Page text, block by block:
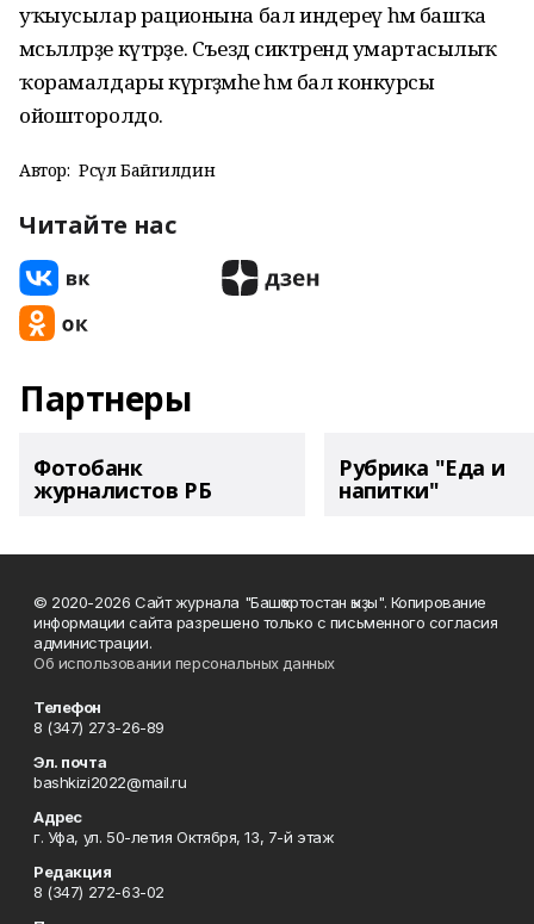
уҡыусылар рационына бал индереү һәм башҡа
мәсьәләләрҙе күтәрҙе. Съезд сиктәрендә умартасылыҡ
ҡорамалдары күргәҙмәһе һәм бал конкурсы
ойошторолдо.
Автор: Рәсүл Байгилдин
Читайте нас
Партнеры
Фотобанк
журналистов РБ
Рубрика "Еда и
напитки"
© 2020-2026 Сайт журнала "Башҡортостан ҡыҙы". Копирование
информации сайта разрешено только с письменного согласия
администрации.
Об использовании персональных данных
Телефон
8 (347) 273-26-89
Эл. почта
bashkizi2022@mail.ru
Адрес
г. Уфа, ул. 50-летия Октября, 13, 7-й этаж
Редакция
8 (347) 272-63-02